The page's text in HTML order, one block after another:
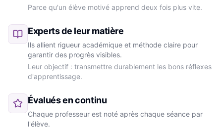
Parce qu'un élève motivé apprend deux fois plus vite.
Experts de leur matière
Ils allient rigueur académique et méthode claire pour
garantir des progrès visibles.
Leur objectif : transmettre durablement les bons réflexes
d'apprentissage.
Évalués en continu
Chaque professeur est noté après chaque séance par
l'élève.